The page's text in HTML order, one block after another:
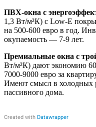
ПВХ-окна с
1,3 Вт/м²К) с Low-E
на 500-600 евро в год.
окупаемость — 7-9 лет.
Премиальные окна с
Вт/м²К) дают экономию
7000-9000 евро за
Имеют смысл в холодных
пассивного дома.